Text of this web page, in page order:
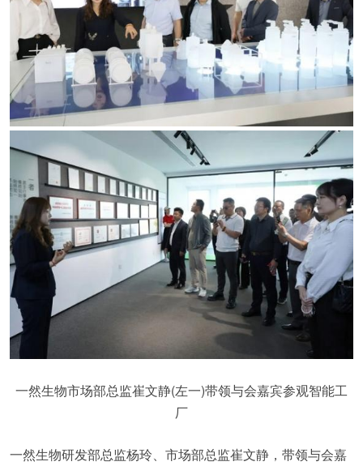
一然生物市场部总监崔文静(左一)带领与会嘉宾参观智能工
厂
一然生物研发部总监杨玲、市场部总监崔文静，带领与会嘉